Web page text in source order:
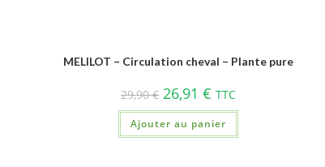
MELILOT – Circulation cheval – Plante pure
29,90€ 26,91€ TTC
Ajouter au panier